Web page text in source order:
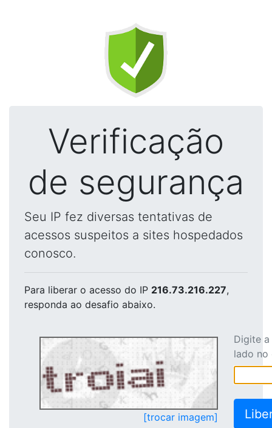
Verificação
de segurança
Seu IP fez diversas tentativas de
acessos suspeitos a sites hospedados
conosco.
Para liberar o acesso do IP 216.73.216.227,
responda ao desafio abaixo.
[trocar imagem]
Digite
lado no